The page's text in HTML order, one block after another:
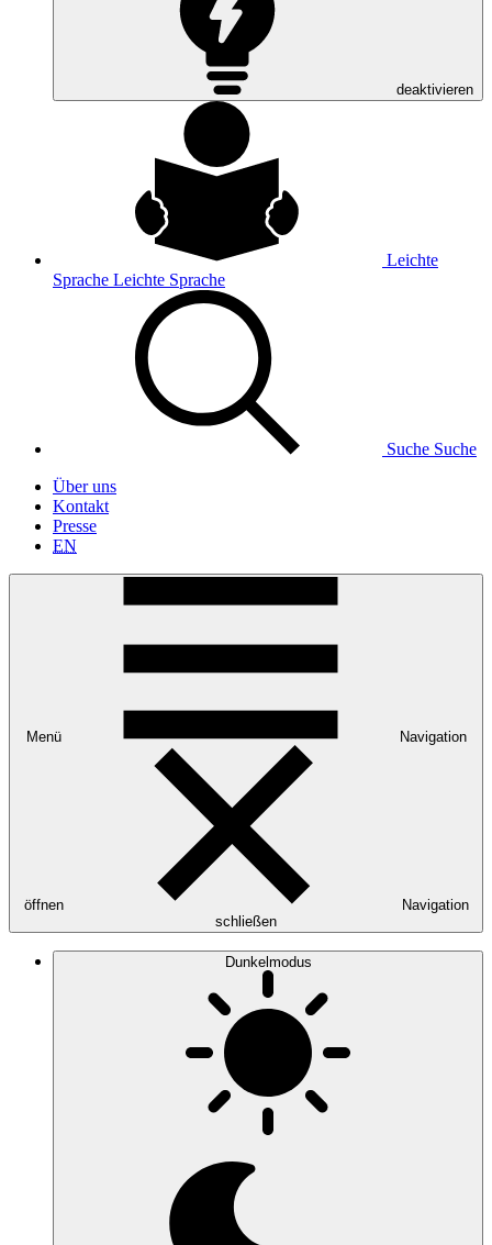
deaktivieren
Leichte
Sprache Leichte Sprache
Suche Suche
Über uns
Kontakt
Presse
EN
Menü Navigation
öffnen
Navigation
schließen
Dunkelmodus